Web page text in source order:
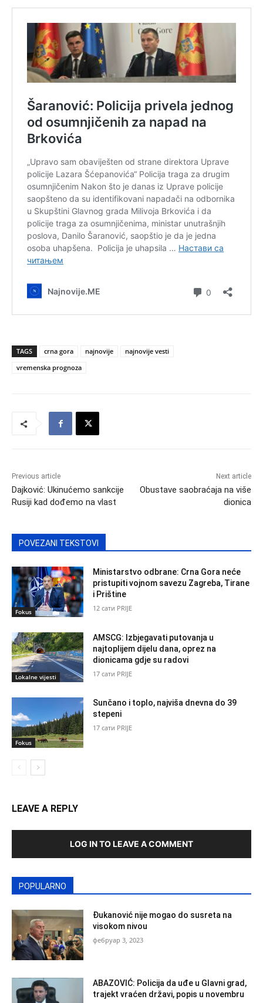
TAGS crna gora najnovije
najnovije vesti
vremenska prognoza
Previous article
Dajković: Ukinućemo sankcije
Rusiji kad dođemo na vlast
Next article
Obustave saobraćaja na više
dionica
POVEZANI TEKSTOVI
Fokus
Ministarstvo odbrane: Crna Gora neće
pristupiti vojnom savezu Zagreba, Tirane
i Prištine
12 сати PRIJE
Lokalne vijesti
AMSCG: Izbjegavati putovanja u
najtoplijem dijelu dana, oprez na
dionicama gdje su radovi
17 сати PRIJE
Fokus
Sunčano i toplo, najviša dnevna do 39
stepeni
17 сати PRIJE
LEAVE A REPLY
LOG IN TO LEAVE A COMMENT
POPULARNO
Đukanović nije mogao do susreta na
visokom nivou
фебруар 3, 2023
ABAZOVIĆ: Policija da uđe u Glavni grad,
trajekt vraćen državi, popis u novembru